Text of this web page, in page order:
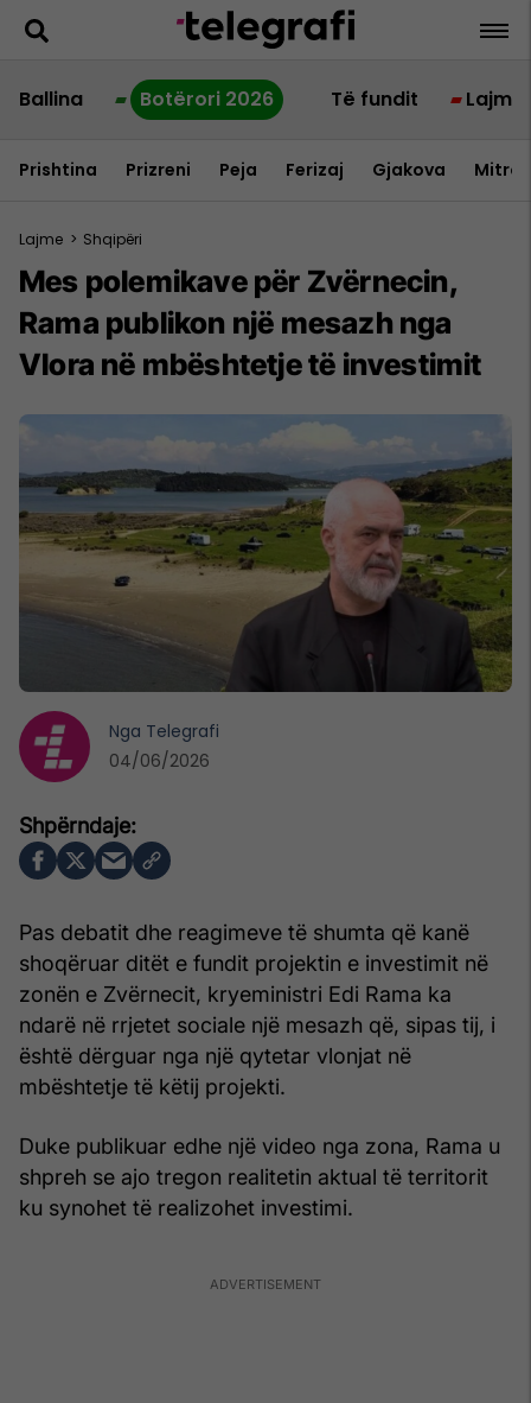
Ballina Botërori 2026 Të fundit Lajme
Prishtina Prizreni Peja Ferizaj Gjakova
Lajme > Shqipëri
Mes polemikave për Zvërnecin,
Rama publikon një mesazh nga
Vlora në mbështetje të investimit
Pas debatit dhe reagimeve të shumta që kanë
shoqëruar ditët e fundit projektin e investimit në
zonën e Zvërnecit, kryeministri Edi Rama ka
ndarë në rrjetet sociale një mesazh që, sipas tij, i
është dërguar nga një qytetar vlonjat në
mbështetje të këtij projekti.
Duke publikuar edhe një video nga zona, Rama u
shpreh se ajo tregon realitetin aktual të territorit
ku synohet të realizohet investimi.
Nga Telegrafi
04/06/2026